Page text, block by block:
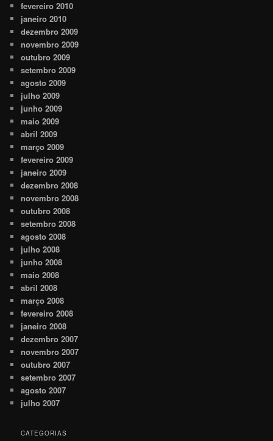
fevereiro 2010
janeiro 2010
dezembro 2009
novembro 2009
outubro 2009
setembro 2009
agosto 2009
julho 2009
junho 2009
maio 2009
abril 2009
março 2009
fevereiro 2009
janeiro 2009
dezembro 2008
novembro 2008
outubro 2008
setembro 2008
agosto 2008
julho 2008
junho 2008
maio 2008
abril 2008
março 2008
fevereiro 2008
janeiro 2008
dezembro 2007
novembro 2007
outubro 2007
setembro 2007
agosto 2007
julho 2007
CATEGORIAS